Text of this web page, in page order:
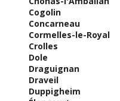
Cogolin
Concarneau
Cormelles-le-Royal
Crolles
Dole
Draguignan
Draveil
Duppigheim